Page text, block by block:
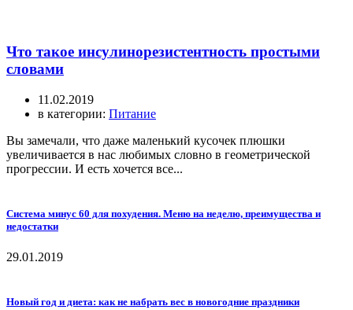
Что такое инсулинорезистентность простыми
словами
11.02.2019
в категории: Питание
Вы замечали, что даже маленький кусочек плюшки
увеличивается в нас любимых словно в геометрической
прогрессии. И есть хочется все...
Система минус 60 для похудения. Меню на неделю, преимущества и
недостатки
29.01.2019
Новый год и диета: как не набрать вес в новогодние праздники